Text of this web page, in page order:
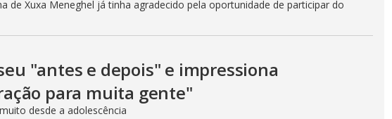
de Xuxa Meneghel já tinha agradecido pela oportunidade de participar do
"antes e depois" e impressiona
para muita gente"
desde a adolescência